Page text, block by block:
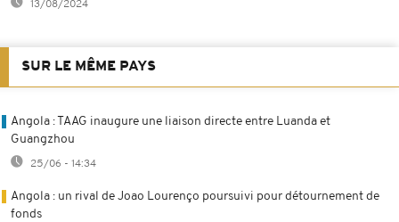
13/08/2024
SUR LE MÊME PAYS
Angola : TAAG inaugure une liaison directe entre Luanda et
Guangzhou
25/06 - 14:34
Angola : un rival de Joao Lourenço poursuivi pour détournement de
fonds